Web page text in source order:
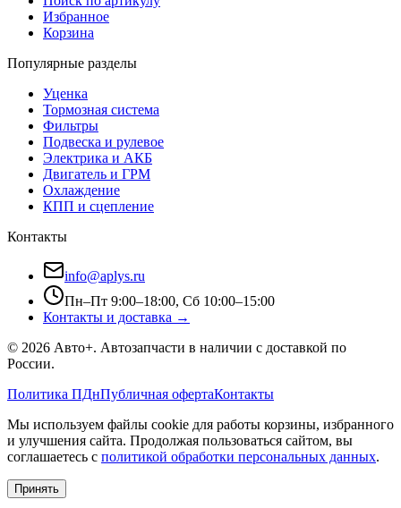
Избранное
Корзина
Популярные разделы
Уценка
Тормозная система
Фильтры
Подвеска и рулевое
Электрика и АКБ
Двигатель и ГРМ
Охлаждение
КПП и сцепление
Контакты
info@aplys.ru
Пн–Пт 9:00–18:00, Сб 10:00–15:00
Контакты и доставка →
© 2026 Авто+. Автозапчасти в наличии с доставкой по
России.
Политика ПДнПубличная офертаКонтакты
Мы используем файлы cookie для работы корзины, избранного
и улучшения сайта. Продолжая пользоваться сайтом, вы
соглашаетесь с политикой обработки персональных данных.
Принять